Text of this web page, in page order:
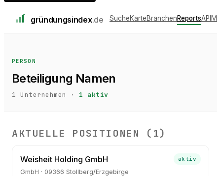
gründungsindex.de SucheKarteBranchenReportsAPI
PERSON
Beteiligung Namen
1 Unternehmen · 1 aktiv
AKTUELLE POSITIONEN ( 1)
Weisheit Holding GmbH
GmbH · 09366 Stollberg/Erzgebirge
aktiv